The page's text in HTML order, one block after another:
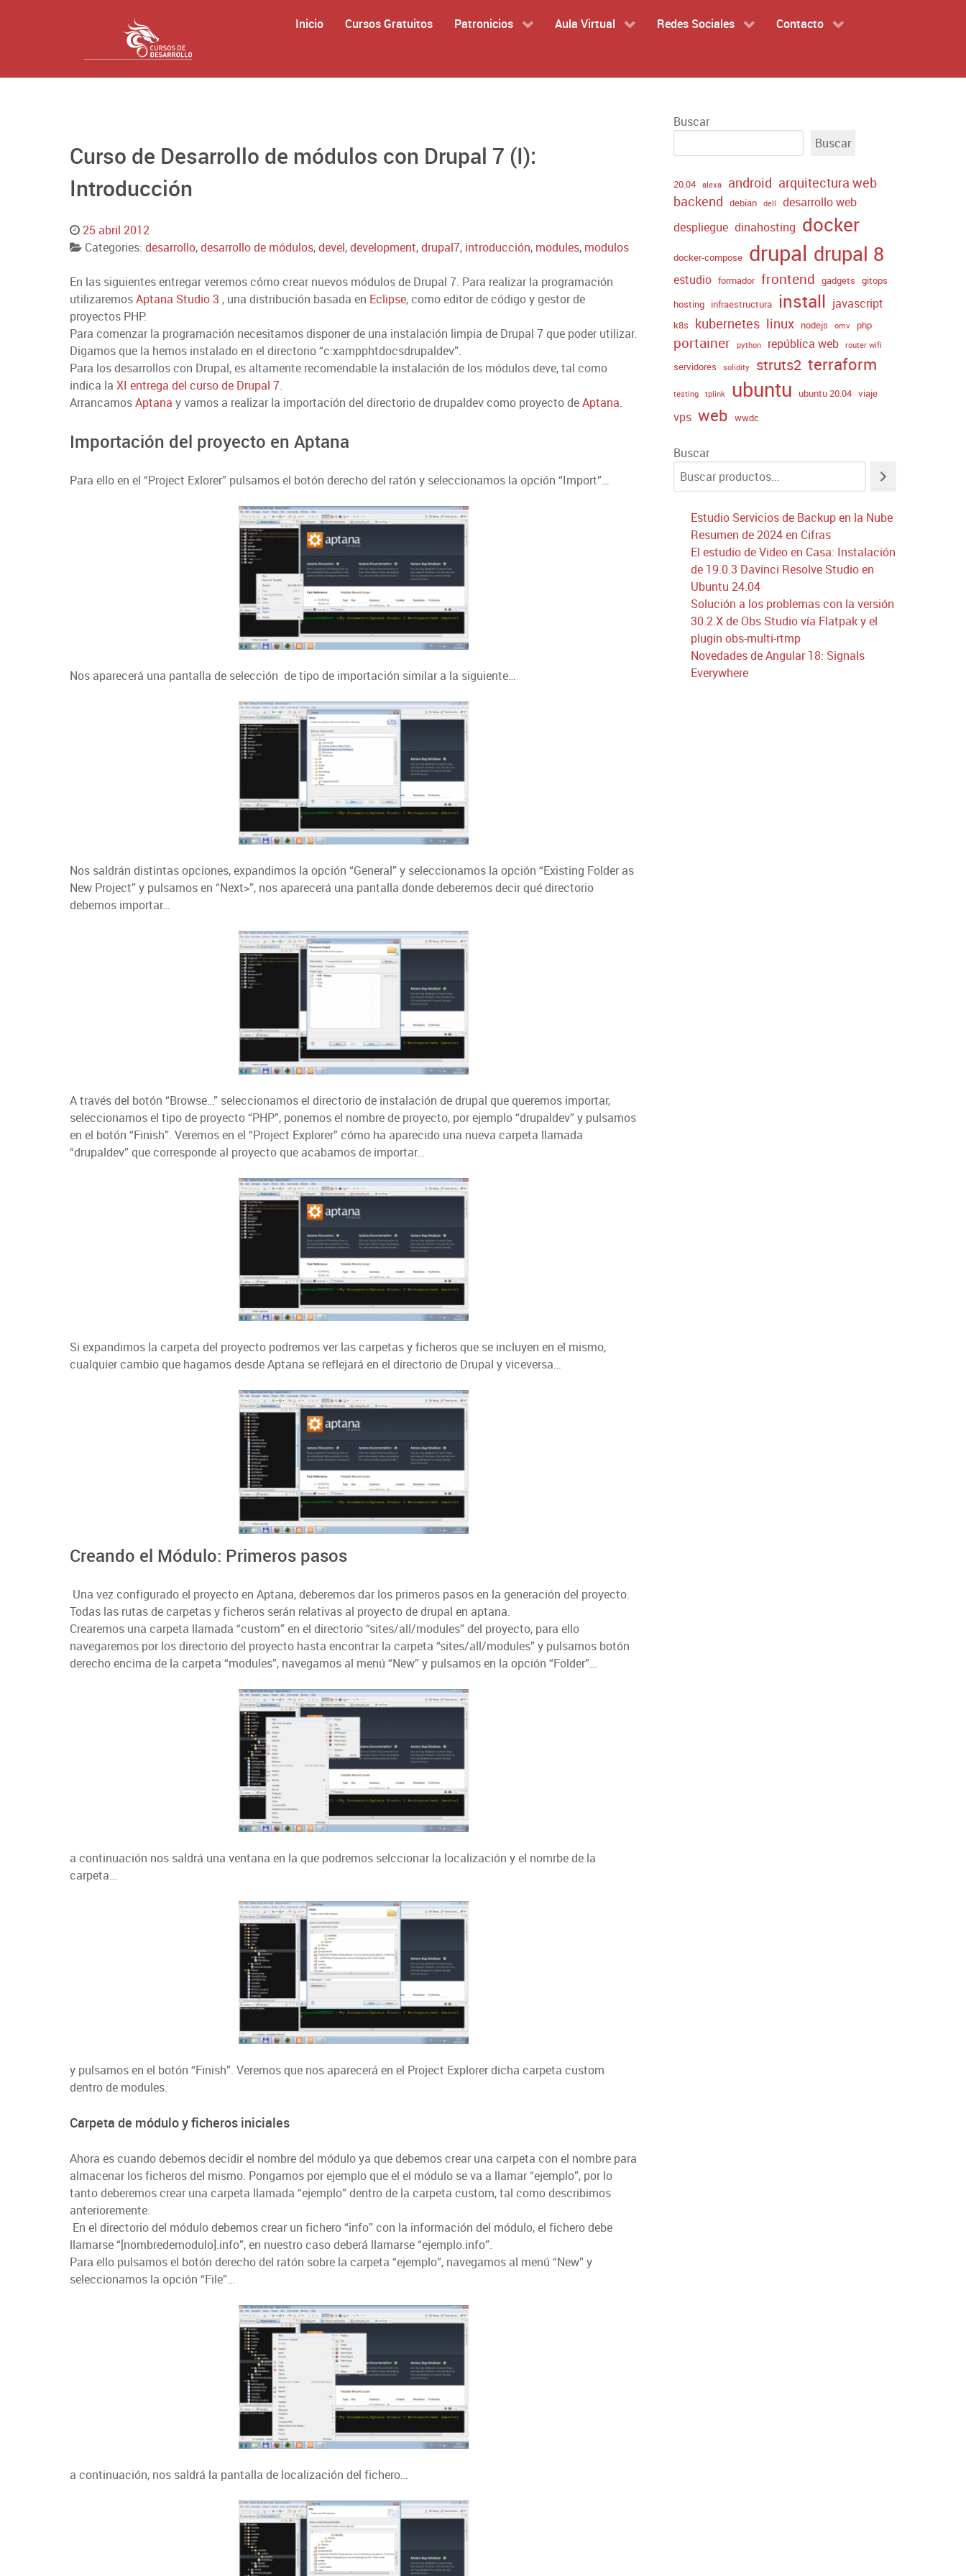
Inicio Cursos Gratuitos Patronicios Aula Virtual Redes Sociales Contacto
Curso de Desarrollo de módulos con Drupal 7 (I):
Introducción
25 abril 2012
Categories: desarrollo,desarrollo de módulos,devel,development,drupal7, introducción, modules, modulos
En las siguientes entregar veremos cómo crear nuevos módulos de Drupal 7. Para realizar la programación
utilizaremosAptana Studio 3 , una distribución basada en Eclipse, como editor de código y gestor de
proyectos PHP.
Para comenzar la programación necesitamos disponer de una instalación limpia de Drupal 7 que poder utilizar.
Digamos que la hemos instalado en el directorio “c:xampphtdocsdrupaldev”.
Para los desarrollos con Drupal, es altamente recomendable la instalación de los módulos deve, tal como
indica la XI entrega del curso de Drupal 7.
ArrancamosAptana y vamos a realizar la importación del directorio de drupaldev como proyecto deAptana.
Importación del proyecto en Aptana
Para ello en el “Project Exlorer” pulsamos el botón derecho del ratón y seleccionamos la opción “Import”…
Nos aparecerá una pantalla de selección de tipo de importación similar a la siguiente…
Nos saldrán distintas opciones, expandimos la opción “General” y seleccionamos la opción “Existing Folder as
New Project” y pulsamos en “Next>”, nos aparecerá una pantalla donde deberemos decir qué directorio
debemos importar…
A través del botón “Browse…” seleccionamos el directorio de instalación de drupal que queremos importar,
seleccionamos el tipo de proyecto “PHP”, ponemos el nombre de proyecto, por ejemplo “drupaldev” y pulsamos
en el botón “Finish”. Veremos en el “Project Explorer” cómo ha aparecido una nueva carpeta llamada
“drupaldev” que corresponde al proyecto que acabamos de importar…
Si expandimos la carpeta del proyecto podremos ver las carpetas y ficheros que se incluyen en el mismo,
cualquier cambio que hagamos desde Aptana se reflejará en el directorio de Drupal y viceversa…
Creando el Módulo: Primeros pasos
Una vez configurado el proyecto en Aptana, deberemos dar los primeros pasos en la generación del proyecto.
Todas las rutas de carpetas y ficheros serán relativas al proyecto de drupal en aptana.
Crearemos una carpeta llamada “custom” en el directorio “sites/all/modules” del proyecto, para ello
navegaremos por los directorio del proyecto hasta encontrar la carpeta “sites/all/modules” y pulsamos botón
derecho encima de la carpeta “modules”, navegamos al menú “New” y pulsamos en la opción “Folder”…
a continuación nos saldrá una ventana en la que podremos selccionar la localización y el nomrbe de la
carpeta…
y pulsamos en el botón “Finish”. Veremos que nos aparecerá en el Project Explorer dicha carpeta custom
dentro de modules.
Carpeta de módulo y ficheros iniciales
Ahora es cuando debemos decidir el nombre del módulo ya que debemos crear una carpeta con el nombre para
almacenar los ficheros del mismo. Pongamos por ejemplo que el el módulo se va a llamar “ejemplo”, por lo
tanto deberemos crear una carpeta llamada “ejemplo” dentro de la carpeta custom, tal como describimos
anterioremente.
En el directorio del módulo debemos crear un fichero “info” con la información del módulo, el fichero debe
llamarse “[nombredemodulo].info”, en nuestro caso deberá llamarse “ejemplo.info”.
Para ello pulsamos el botón derecho del ratón sobre la carpeta “ejemplo”, navegamos al menú “New” y
seleccionamos la opción “File”…
a continuación, nos saldrá la pantalla de localización del fichero…
Buscar
Buscar
20.04 alexa android arquitectura web
backend debian dell
desarrollo web
despliegue dinahosting docker
docker-compose drupal drupal 8
estudio formador frontend gadgets gitops
hosting infraestructura install javascript
k8s kubernetes linux nodejs omv php
portainer python república web router wifi
servidores solidity struts2 terraform
testing tplink ubuntu ubuntu 20.04 viaje
vps web wwdc
Buscar
Estudio Servicios de Backup en la Nube
Resumen de 2024 en Cifras
El estudio de Video en Casa: Instalación
de 19.0.3 Davinci Resolve Studio en
Ubuntu 24.04
Solución a los problemas con la versión
30.2.X de Obs Studio vía Flatpak y el
plugin obs-multi-rtmp
Novedades de Angular 18: Signals
Everywhere